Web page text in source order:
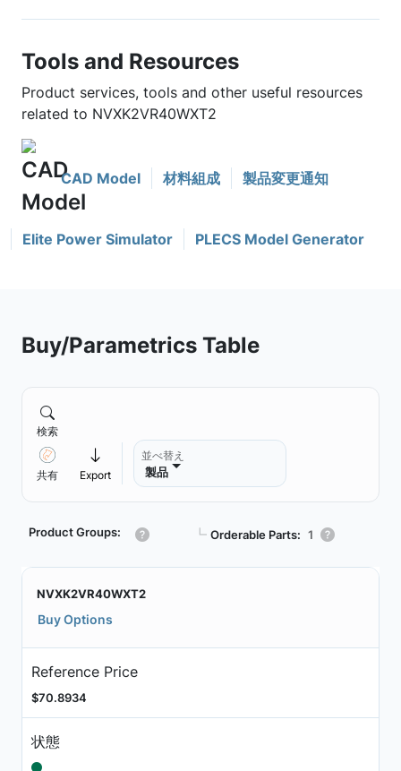
Tools and Resources
Product services, tools and other useful resources
related to NVXK2VR40WXT2
CAD Model 材料組成 製品変更通知
Elite Power Simulator PLECS Model Generator
Buy/Parametrics Table
検索
共有 Export
並べ替え
製品
Product Groups: ┗ Orderable Parts: 1
NVXK2VR40WXT2
Buy Options
Reference Price
$70.8934
状態